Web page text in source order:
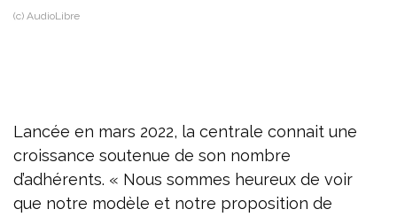
(c) AudioLibre
Lancée en mars 2022, la centrale connait une
croissance soutenue de son nombre
d’adhérents. « Nous sommes heureux de voir
que notre modèle et notre proposition de